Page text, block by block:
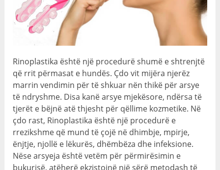
Rinoplastika është një procedurë shumë e shtrenjtë
që rrit përmasat e hundës. Çdo vit mijëra njerëz
marrin vendimin për të shkuar nën thikë për arsye
të ndryshme. Disa kanë arsye mjekësore, ndërsa të
tjerët e bëjnë atë thjesht për qëllime kozmetike. Në
çdo rast, Rinoplastika është një procedurë e
rrezikshme që mund të çojë në dhimbje, mpirje,
ënjtje, njollë e lëkurës, dhëmbëza dhe infeksione.
Nëse arsyeja është vetëm për përmirësimin e
bukurisë, atëherë ekzistojnë një sërë metodash të